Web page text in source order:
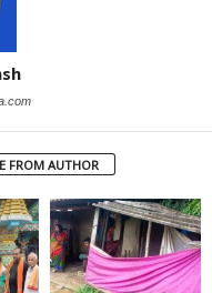
FROM AUTHOR